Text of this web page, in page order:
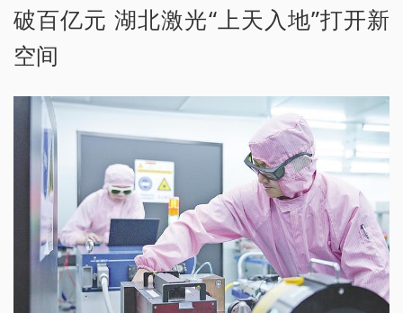
破百亿元 湖北激光“上天入地”打开新
空间